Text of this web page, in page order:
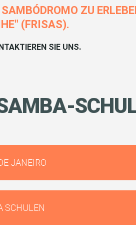
ZU
(FRISAS).
SIE UNS.
JANEIRO
SCHULEN